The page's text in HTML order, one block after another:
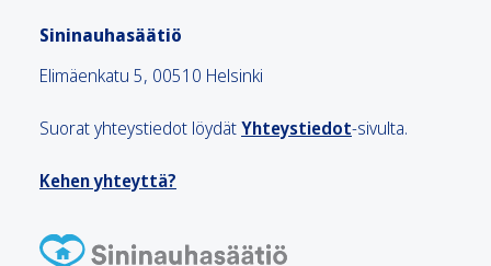
Sininauhasäätiö
Elimäenkatu 5, 00510 Helsinki
Suorat yhteystiedot löydätYhteystiedot-sivulta.
Kehen yhteyttä?